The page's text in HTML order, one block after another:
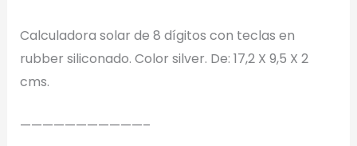
Calculadora solar de 8 dígitos con teclas en
rubber siliconado. Color silver. De: 17,2 X 9,5 X 2
cms.
———————————–